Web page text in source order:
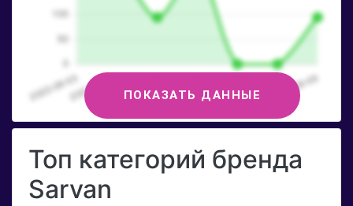
ПОКАЗАТЬ ДАННЫЕ
Топ категорий бренда
Sarvan